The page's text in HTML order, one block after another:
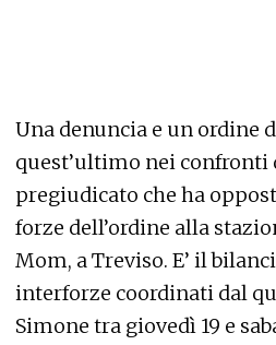
Una denuncia e un ordine
quest’ultimo nei confronti
pregiudicato che ha
forze dell’ordine alla
Mom, a Treviso. E’ il
interforze coordinati dal
Simone tra giovedì 19 e